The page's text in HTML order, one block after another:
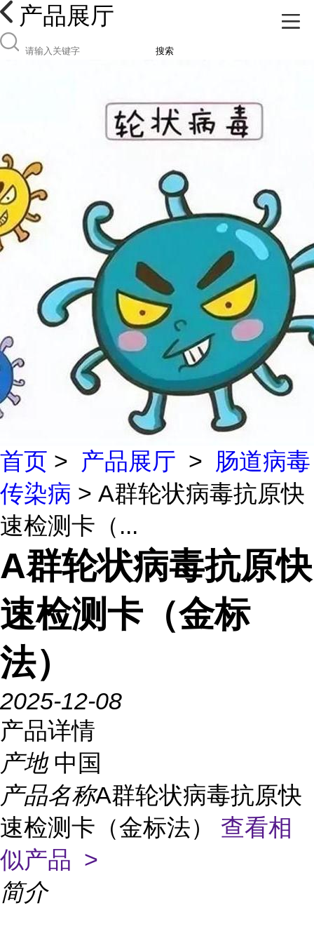
产品展厅
搜索
首页 > 产品展厅 > 肠道病毒
传染病 > A群轮状病毒抗原快
速检测卡（...
A群轮状病毒抗原快
速检测卡（金标
法）
2025-12-08
产品详情
产地 中国
产品名称A群轮状病毒抗原快
速检测卡（金标法） 查看相
似产品 >
简介